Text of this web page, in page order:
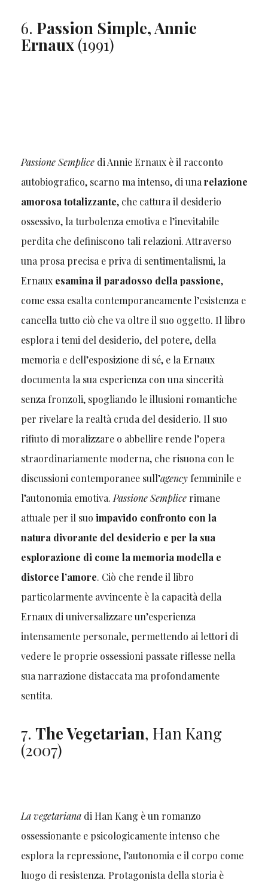
6. Passion Simple, Annie
Ernaux(1991)
Passione Semplicedi Annie Ernaux è il racconto
autobiografico, scarno ma intenso, di unarelazione
amorosa totalizzante, che cattura il desiderio
ossessivo, la turbolenza emotiva e l’inevitabile
perdita che definiscono tali relazioni. Attraverso
una prosa precisa e priva di sentimentalismi, la
Ernauxesamina il paradosso della passione,
come essa esalta contemporaneamente l’esistenza e
cancella tutto ciò che va oltre il suo oggetto. Il libro
esplora i temi del desiderio, del potere, della
memoria e dell’esposizione di sé, e la Ernaux
documenta la sua esperienza con una sincerità
senza fronzoli, spogliando le illusioni romantiche
per rivelare la realtà cruda del desiderio. Il suo
rifiuto di moralizzare o abbellire rende l’opera
straordinariamente moderna, che risuona con le
discussioni contemporanee sull’agencyfemminile e
l’autonomia emotiva.Passione Semplicerimane
attuale per il suo impavido confronto con la
natura divorante del desiderio e per la sua
esplorazione di come la memoria modella e
distorce l’amore. Ciò che rende il libro
particolarmente avvincente è la capacità della
Ernaux di universalizzare un’esperienza
intensamente personale, permettendo ai lettori di
vedere le proprie ossessioni passate riflesse nella
sua narrazione distaccata ma profondamente
sentita.
7. The Vegetarian, Han Kang
(2007)
La vegetarianadi Han Kang è un romanzo
ossessionante e psicologicamente intenso che
esplora la repressione, l’autonomia e il corpo come
luogo di resistenza. Protagonista della storia è